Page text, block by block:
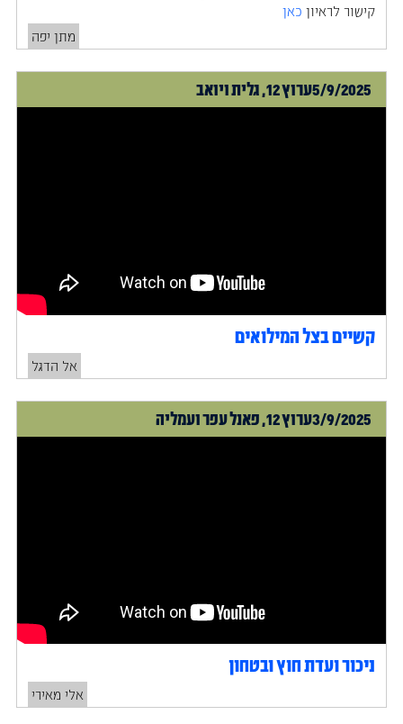
קישור לראיון כאן
מתן יפה
5/9/2025ערוץ 12, גלית ויואב
קשיים בצל המילואים
אל הדגל
3/9/2025ערוץ 12, פאנל עפר ועמליה
ניכור ועדת חוץ ובטחון
אלי מאירי